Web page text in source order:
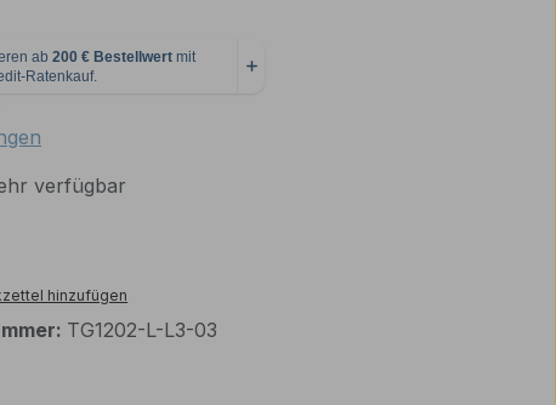
Bewertung von 4 von 5 Sternen
verfügbar
hinzufügen
TG1202-L-L3-03